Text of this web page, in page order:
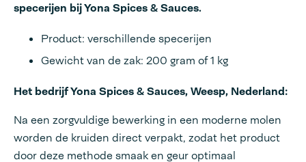
specerijen bij Yona Spices & Sauces.
Product: verschillende specerijen
Gewicht van de zak: 200 gram of 1 kg
Het bedrijf Yona Spices & Sauces, Weesp, Nederland:
Na een zorgvuldige bewerking in een moderne molen
worden de kruiden direct verpakt, zodat het product
door deze methode smaak en geur optimaal